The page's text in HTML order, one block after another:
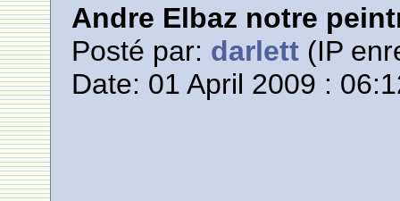
Andre Elbaz notre
Posté par: darlett (IP
Date: 01 April 2009 :